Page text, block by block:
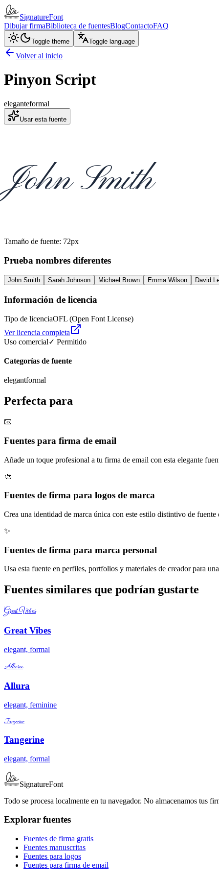
SignatureFont
Dibujar firmaBiblioteca de fuentesBlogContactoFAQ
Toggle theme Toggle language
Volver al inicio
Pinyon Script
eleganteformal
Usar esta fuente
John Smith
Tamaño de fuente: 72px
Prueba nombres diferentes
John Smith Sarah Johnson Michael Brown Emma Wilson David
Información de licencia
Tipo de licenciaOFL (Open Font License)
Ver licencia completa
Uso comercial✓ Permitido
Categorías de fuente
elegantformal
Perfecta para
📧
Fuentes para firma de email
Añade un toque profesional a tu firma de email con esta elegante
🎨
Fuentes de firma para logos de marca
Crea una identidad de marca única con este estilo distintivo de
✨
Fuentes de firma para marca personal
Usa esta fuente en perfiles, portfolios y materiales de creador para
Fuentes similares que podrían gustarte
Great Vibes
Great Vibes
elegant, formal
Allura
Allura
elegant, feminine
Tangerine
Tangerine
elegant, formal
SignatureFont
Todo se procesa localmente en tu navegador. No almacenamos tus
Explorar fuentes
Fuentes de firma gratis
Fuentes manuscritas
Fuentes para logos
Fuentes para firma de email